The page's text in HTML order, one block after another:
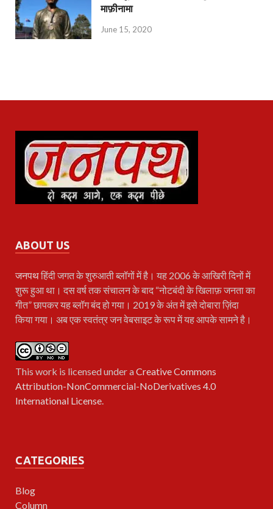
माफ़ीनामा
June 15, 2020
ABOUT US
जनपथहिंदी जगत के शुरुआती ब्लॉगों में है। यह 2006 के आखिरी दिनों में
शुरू हुआ था। दस वर्ष तक संचालन के बाद “नोटबंदी के खिलाफ़ जनता का
गीत” छापकर यह ब्लॉग बंद हो गया। 2019 के अंत में इसे दोबारा ज़िंदा
किया गया। अब एक स्वतंत्र जन वेबसाइट के रूप में यह आपके सामने है।
This work is licensed under aCreative Commons
Attribution-NonCommercial-NoDerivatives 4.0
International License.
CATEGORIES
Blog
Column